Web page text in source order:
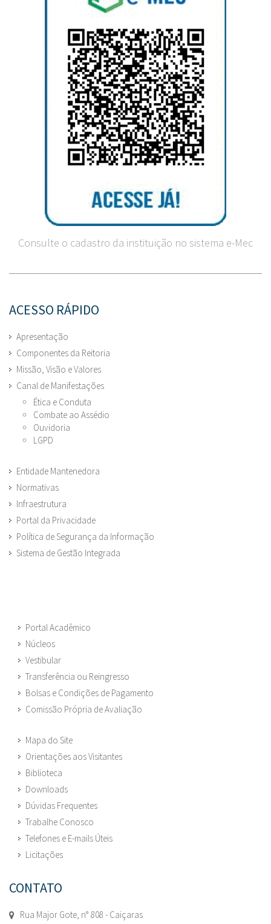
Consulte o cadastro da instituição no sistema e-Mec
ACESSO RÁPIDO
Apresentação
Componentes da Reitoria
Missão, Visão e Valores
Canal de Manifestações
Ética e Conduta
Combate ao Assédio
Ouvidoria
LGPD
Entidade Mantenedora
Normativas
Infraestrutura
Portal da Privacidade
Política de Segurança da Informação
Sistema de Gestão Integrada
Portal Acadêmico
Núcleos
Vestibular
Transferência ou Reingresso
Bolsas e Condições de Pagamento
Comissão Própria de Avaliação
Mapa do Site
Orientações aos Visitantes
Biblioteca
Downloads
Dúvidas Frequentes
Trabalhe Conosco
Telefones e E-mails Úteis
Licitações
CONTATO
Rua Major Gote, n° 808 - Caiçaras